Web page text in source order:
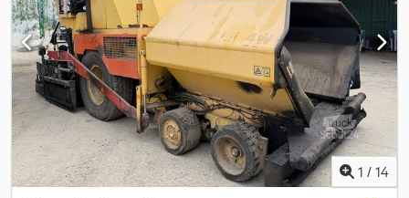
1 / 14